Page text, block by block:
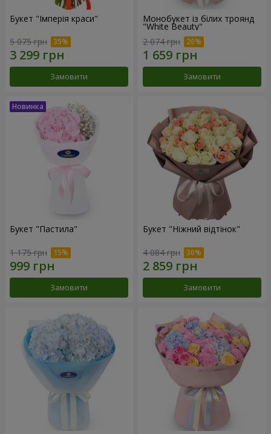
Букет "Імперія краси"
5 075 грн
Замовити
Монобукет із білих троянд
"White Beauty"
2 074 грн
Замовити
Букет "Пастила"
1 175 грн
Замовити
Букет "Ніжний відтінок"
4 084 грн
Замовити